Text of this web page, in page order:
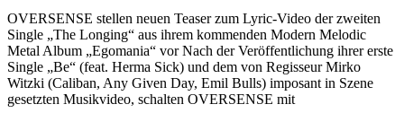
OVERSENSE stellen neuen Teaser zum Lyric-Video der zweiten
Single „The Longing“ aus ihrem kommenden Modern Melodic
Metal Album „Egomania“ vor Nach der Veröffentlichung ihrer erste
Single „Be“ (feat. Herma Sick) und dem von Regisseur Mirko
Witzki (Caliban, Any Given Day, Emil Bulls) imposant in Szene
gesetzten Musikvideo, schalten OVERSENSE mit